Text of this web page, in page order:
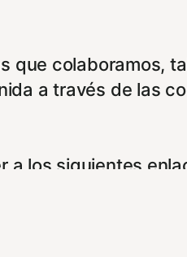
que colaboramos,
a través de las
a los siguientes